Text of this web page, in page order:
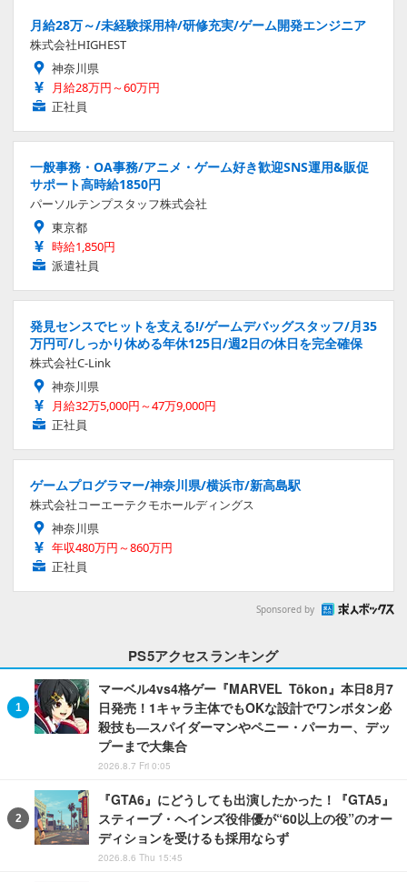
月給28万～/未経験採用枠/研修充実/ゲーム開発エンジニア
株式会社HIGHEST
神奈川県
月給28万円～60万円
正社員
一般事務・OA事務/アニメ・ゲーム好き歓迎SNS運用&販促
サポート高時給1850円
パーソルテンプスタッフ株式会社
東京都
時給1,850円
派遣社員
発見センスでヒットを支える!/ゲームデバッグスタッフ/月35
万円可/しっかり休める年休125日/週2日の休日を完全確保
株式会社C-Link
神奈川県
月給32万5,000円～47万9,000円
正社員
ゲームプログラマー/神奈川県/横浜市/新高島駅
株式会社コーエーテクモホールディングス
神奈川県
年収480万円～860万円
正社員
Sponsored by
PS5アクセスランキング
マーベル4vs4格ゲー『MARVEL Tōkon』本日8月7
日発売！1キャラ主体でもOKな設計でワンボタン必
殺技も―スパイダーマンやペニー・パーカー、デッ
プーまで大集合
2026.8.7 Fri 0:05
『GTA6』にどうしても出演したかった！『GTA5』
スティーブ・ヘインズ役俳優が“60以上の役”のオー
ディションを受けるも採用ならず
2026.8.6 Thu 15:45